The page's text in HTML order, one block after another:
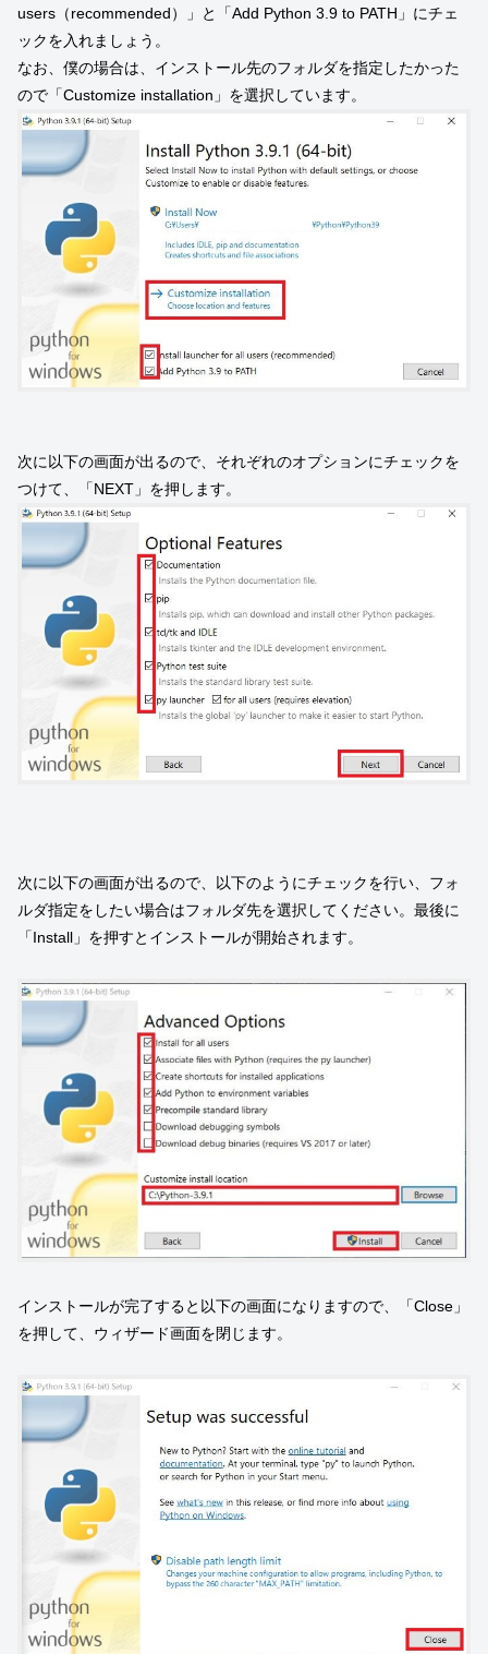
users（recommended）」と「Add Python 3.9 to PATH」にチェ
ックを入れましょう。
なお、僕の場合は、インストール先のフォルダを指定したかった
ので「Customize installation」を選択しています。
次に以下の画面が出るので、それぞれのオプションにチェックを
つけて、「NEXT」を押します。
次に以下の画面が出るので、以下のようにチェックを行い、フォ
ルダ指定をしたい場合はフォルダ先を選択してください。最後に
「Install」を押すとインストールが開始されます。
インストールが完了すると以下の画面になりますので、「Close」
を押して、ウィザード画面を閉じます。